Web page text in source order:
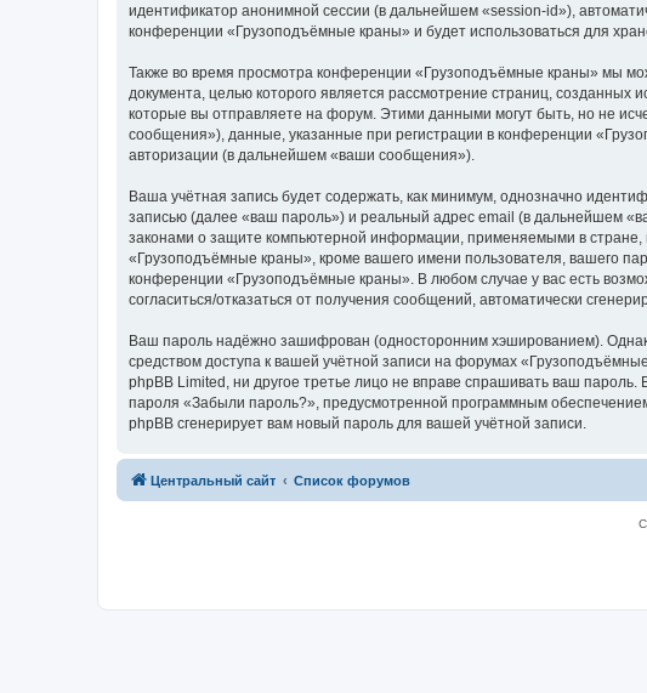
идентификатор анонимной сессии (в дальнейшем «session-id»),
конференции «Грузоподъёмные краны» и будет использоваться для
Также во время просмотра конференции «Грузоподъёмные краны» мы
документа, целью которого является рассмотрение страниц,
которые вы отправляете на форум. Этими данными могут быть, но не
сообщения»), данные, указанные при регистрации в конференции
авторизации (в дальнейшем «ваши сообщения»).
Ваша учётная запись будет содержать, как минимум, однозначно
записью (далее «ваш пароль») и реальный адрес email (в дальнейшем
законами о защите компьютерной информации, применяемыми в
«Грузоподъёмные краны», кроме вашего имени пользователя, вашего
конференции «Грузоподъёмные краны». В любом случае у вас есть
согласиться/отказаться от получения сообщений, автоматически
Ваш пароль надёжно зашифрован (односторонним хэшированием).
средством доступа к вашей учётной записи на форумах
phpBB Limited, ни другое третье лицо не вправе спрашивать ваш
пароля «Забыли пароль?», предусмотренной программным
phpBB сгенерирует вам новый пароль для вашей учётной записи.
Центральный сайт Список форумов